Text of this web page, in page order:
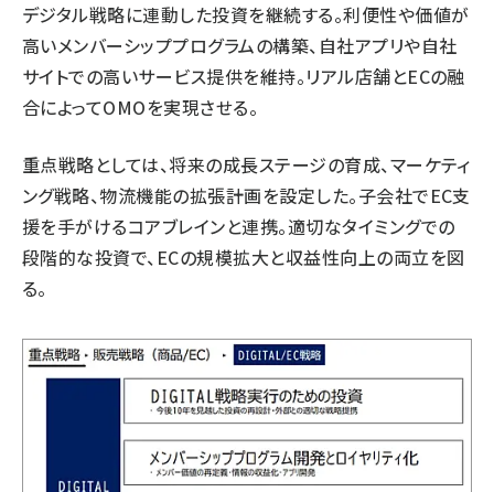
デジタル戦略に連動した投資を継続する。利便性や価値が
高いメンバーシッププログラムの構築、自社アプリや自社
サイトでの高いサービス提供を維持。リアル店舗とECの融
合によってOMOを実現させる。
重点戦略としては、将来の成長ステージの育成、マーケティ
ング戦略、物流機能の拡張計画を設定した。子会社でEC支
援を手がけるコアブレインと連携。適切なタイミングでの
段階的な投資で、ECの規模拡大と収益性向上の両立を図
る。